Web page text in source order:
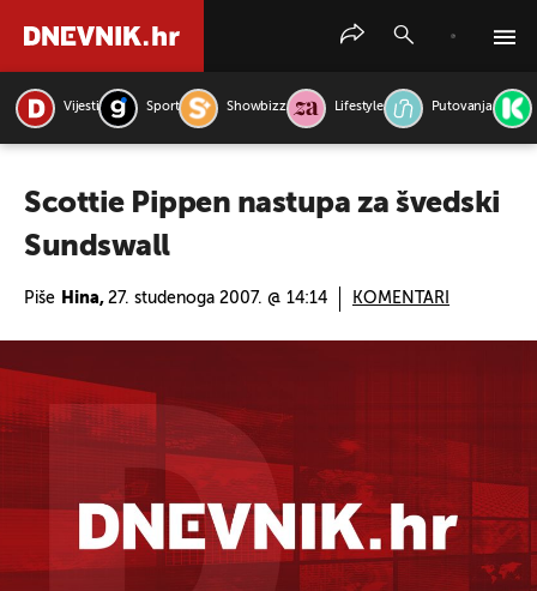
Vijesti Sport Showbizz Lifestyle Putovanja
Scottie Pippen nastupa za švedski
Sundswall
Piše Hina, 27. studenoga 2007. @ 14:14 KOMENTARI
PRETRAŽITE VIJESTI